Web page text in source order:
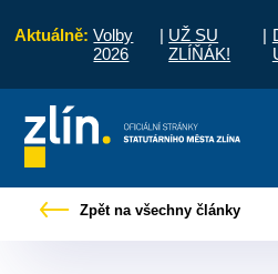
Aktuálně: Volby
2026
| UŽ SU
ZLÍŇÁK!
|
vyřídit Potřebuji
Zpět na všechny články